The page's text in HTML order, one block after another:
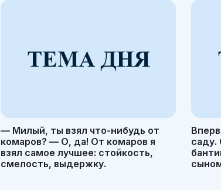
— Милый, ты взял что-нибудь от
комаров? — О, да! От комаров я
взял самое лучшее: стойкость,
смелость, выдержку.
саду.